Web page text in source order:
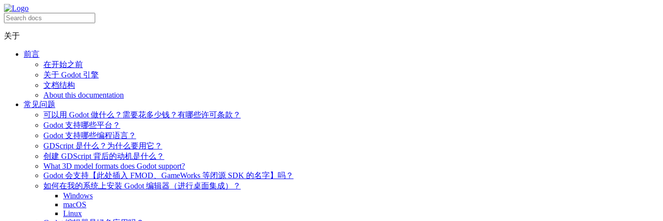
关于
前言
在开始之前
关于 Godot 引擎
文档结构
About this documentation
常见问题
可以用 Godot 做什么？需要花多少钱？有哪些许可条款？
Godot 支持哪些平台？
Godot 支持哪些编程语言？
GDScript 是什么？为什么要用它？
创建 GDScript 背后的动机是什么？
What 3D model formats does Godot support?
Godot 会支持【此处插入 FMOD、GameWorks 等闭源 SDK 的名字】吗？
如何在我的系统上安装 Godot 编辑器（进行桌面集成）？
Windows
macOS
Linux